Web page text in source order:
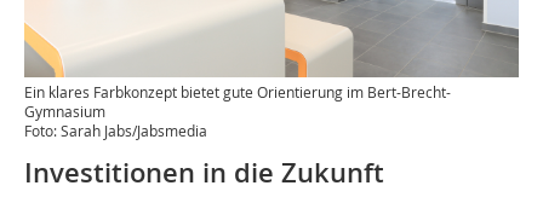
Ein klares Farbkonzept bietet gute Orientierung im Bert-Brecht-
Gymnasium
Foto: Sarah Jabs/Jabsmedia
Investitionen in die Zukunft